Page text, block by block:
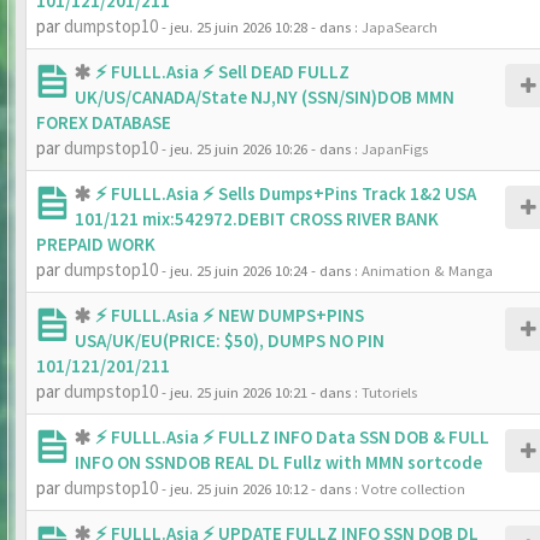
par dumpstop10- jeu. 25 juin 2026 10:28- dans : JapaSearch
⚡ FULLL.Asia ⚡ Sell DEAD FULLZ
UK/US/CANADA/State NJ,NY (SSN/SIN)DOB MMN
FOREX DATABASE
par dumpstop10- jeu. 25 juin 2026 10:26- dans : JapanFigs
⚡ FULLL.Asia ⚡ Sells Dumps+Pins Track 1&2 USA
101/121 mix:542972.DEBIT CROSS RIVER BANK
PREPAID WORK
par dumpstop10- jeu. 25 juin 2026 10:24- dans : Animation & Manga
⚡ FULLL.Asia ⚡ NEW DUMPS+PINS
USA/UK/EU(PRICE: $50), DUMPS NO PIN
101/121/201/211
par dumpstop10- jeu. 25 juin 2026 10:21 - dans : Tutoriels
⚡ FULLL.Asia ⚡ FULLZ INFO Data SSN DOB & FULL
INFO ON SSNDOB REAL DL Fullz with MMN sortcode
par dumpstop10- jeu. 25 juin 2026 10:12- dans : Votre collection
⚡ FULLL.Asia ⚡ UPDATE FULLZ INFO SSN DOB DL